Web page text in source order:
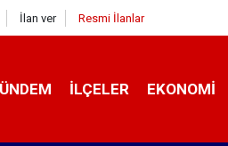
İlan ver Resmi İlanlar
İLÇELER EKONOMI